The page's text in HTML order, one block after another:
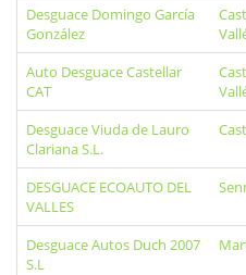
Desguace Domingo García
González
Auto Desguace Castellar
CAT
Desguace Viuda de Lauro
Clariana S.L.
DESGUACE ECOAUTO DEL
VALLES
Desguace Autos Duch 2007
S.L